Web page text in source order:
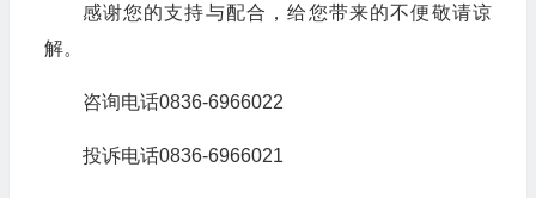
感谢您的支持与配合，给您带来的不便敬请谅
解。
咨询电话0836-6966022
投诉电话0836-6966021